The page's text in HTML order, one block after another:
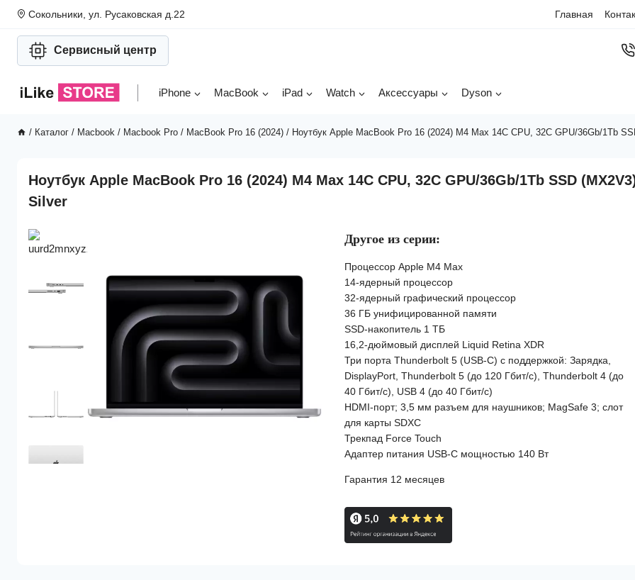
Перейти
содержимому
Сокольники, ул. Русаковская д.22 Главная
Сервисный центр
iPhone MacBook iPad Watch Аксессуары Dyson
/ Каталог / Macbook / Macbook Pro / MacBook Pro 16 (2024) / Ноутбук Apple MacBook Pro 16 (2024) M4 Max 14C CPU, 32C GPU/36Gb/1Tb
Ноутбук Apple MacBook Pro 16 (2024) M4 Max 14C CPU, 32C GPU/36Gb/1Tb SSD
Silver
Другое из серии:
Процессор Apple M4 Max
14-ядерный процессор
32-ядерный графический процессор
36 ГБ унифицированной памяти
SSD-накопитель 1 ТБ
16,2-дюймовый дисплей Liquid Retina XDR
Три порта Thunderbolt 5 (USB-C) с поддержкой: Зарядка,
DisplayPort, Thunderbolt 5 (до 120 Гбит/с), Thunderbolt 4 (до
40 Гбит/с), USB 4 (до 40 Гбит/с)
HDMI-порт; 3,5 мм разъем для наушников; MagSafe 3; слот
для карты SDXC
Трекпад Force Touch
Адаптер питания USB-C мощностью 140 Вт
Гарантия 12 месяцев